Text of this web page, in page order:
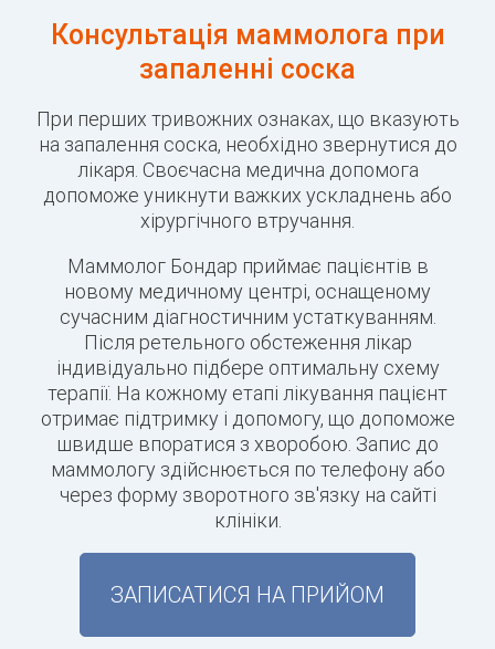
Консультація маммолога при
запаленні соска
При перших тривожних ознаках, що вказують
на запалення соска, необхідно звернутися до
лікаря. Своєчасна медична допомога
допоможе уникнути важких ускладнень або
хірургічного втручання.
Маммолог Бондар приймає пацієнтів в
новому медичному центрі, оснащеному
сучасним діагностичним устаткуванням.
Після ретельного обстеження лікар
індивідуально підбере оптимальну схему
терапії. На кожному етапі лікування пацієнт
отримає підтримку і допомогу, що допоможе
швидше впоратися з хворобою. Запис до
маммологу здійснюється по телефону або
через форму зворотного зв'язку на сайті
клініки.
ЗАПИСАТИСЯ НА ПРИЙОМ